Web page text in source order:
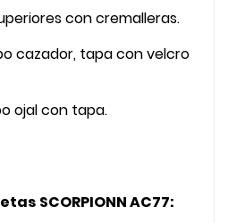
con cremalleras.
cazador, tapa con velcro
ojal con tapa.
SCORPIONN AC77: